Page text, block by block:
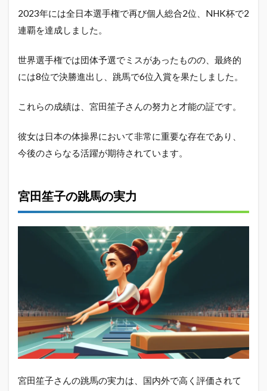
2023年には全日本選手権で再び個人総合2位、NHK杯で2
連覇を達成しました。
世界選手権では団体予選でミスがあったものの、最終的
には8位で決勝進出し、跳馬で6位入賞を果たしました。
これらの成績は、宮田笙子さんの努力と才能の証です。
彼女は日本の体操界において非常に重要な存在であり、
今後のさらなる活躍が期待されています。
宮田笙子の跳馬の実力
宮田笙子さんの跳馬の実力は、国内外で高く評価されて